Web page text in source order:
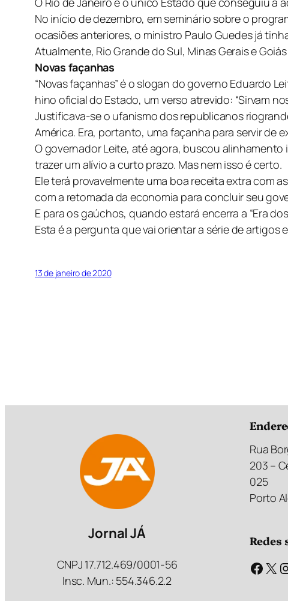
No início de dezembro, em seminário sobre o
ocasiões anteriores, o ministro Paulo Guedes já
Atualmente, Rio Grande do Sul, Minas Gerais e
Novas façanhas
“Novas façanhas” é o slogan do governo Eduardo
hino oficial do Estado, um verso atrevido: “Sirvam
Justificava-se o ufanismo dos republicanos
América. Era, portanto, uma façanha para servir de
O governador Leite, até agora, buscou
trazer um alívio a curto prazo. Mas nem isso é certo.
Ele terá provavelmente uma boa receita extra com
com a retomada da economia para concluir seu
E para os gaúchos, quando estará encerra a “Era
Esta é a pergunta que vai orientar a série de
13 de janeiro de 2020
Jornal JÁ
CNPJ 17.712.469/0001-56
Insc. Mun.: 554.346.2.2
Rua
203 –
025
Porto
Redes
Facebook X